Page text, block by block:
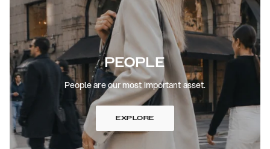
PEOPLE
People are our most important asset.
EXPLORE